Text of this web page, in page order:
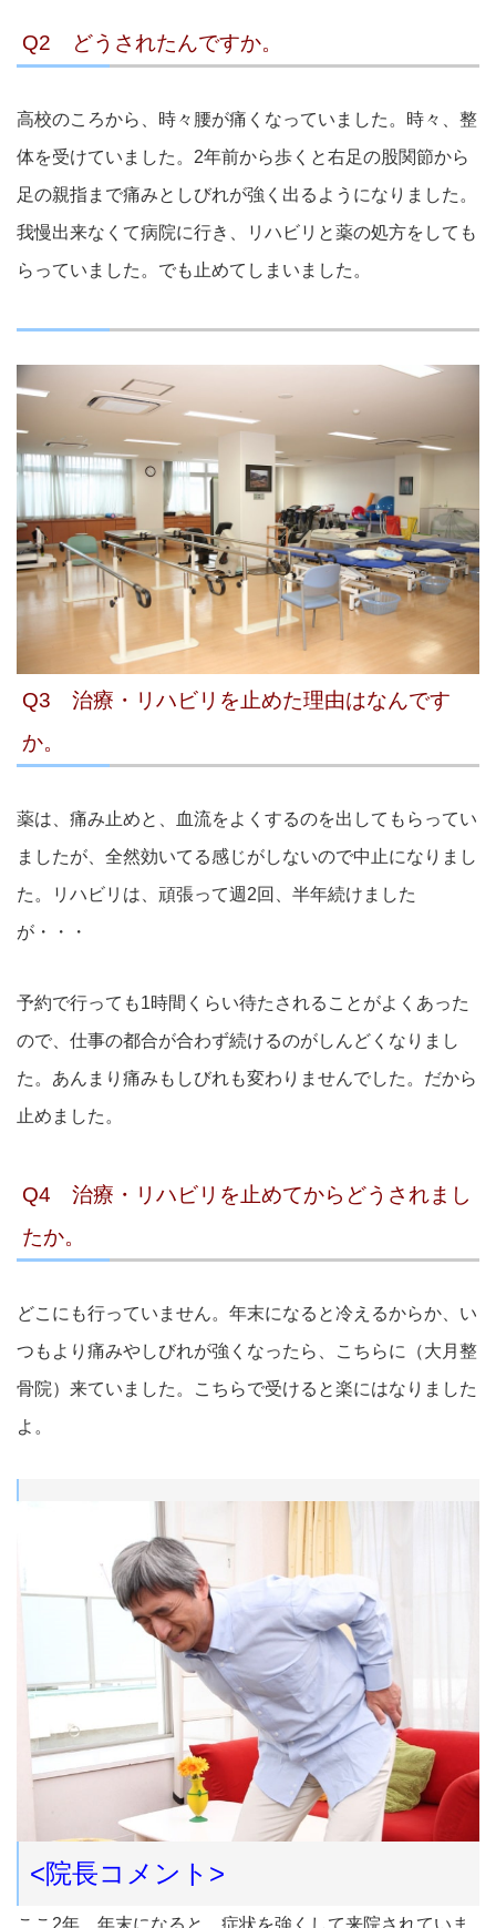
Q2 どうされたんですか。
高校のころから、時々腰が痛くなっていました。時々、整
体を受けていました。2年前から歩くと右足の股関節から
足の親指まで痛みとしびれが強く出るようになりました。
我慢出来なくて病院に行き、リハビリと薬の処方をしても
らっていました。でも止めてしまいました。
Q3 治療・リハビリを止めた理由はなんです
か。
薬は、痛み止めと、血流をよくするのを出してもらってい
ましたが、全然効いてる感じがしないので中止になりまし
た。リハビリは、頑張って週2回、半年続けました
が・・・
予約で行っても1時間くらい待たされることがよくあった
ので、仕事の都合が合わず続けるのがしんどくなりまし
た。あんまり痛みもしびれも変わりませんでした。だから
止めました。
Q4 治療・リハビリを止めてからどうされまし
たか。
どこにも行っていません。年末になると冷えるからか、い
つもより痛みやしびれが強くなったら、こちらに（大月整
骨院）来ていました。こちらで受けると楽にはなりました
よ。
<院長コメント>
ここ2年、年末になると、症状を強くして来院されていま